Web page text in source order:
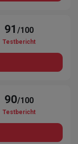
91/100
Testbericht
90/100
Testbericht